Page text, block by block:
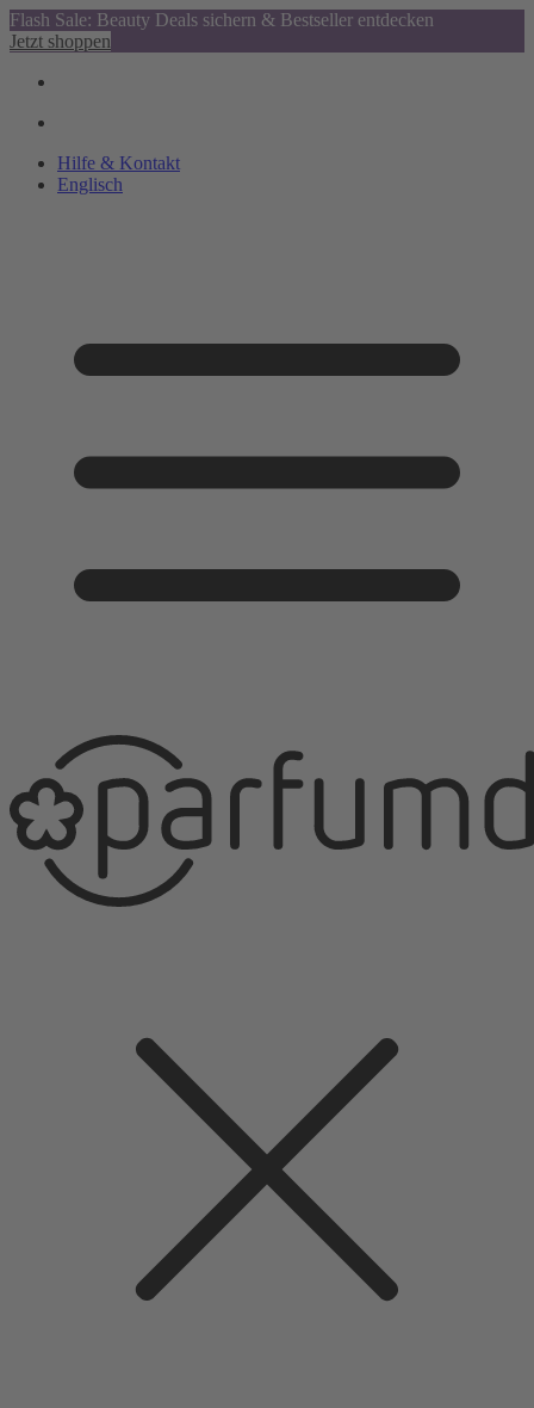
Flash Sale: Beauty Deals sichern & Bestseller entdecken
Jetzt shoppen
Hilfe & Kontakt
Englisch